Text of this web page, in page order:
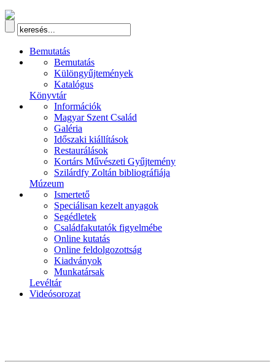
Bemutatás
Bemutatás
Különgyűjtemények
Katalógus
Könyvtár
Információk
Magyar Szent Család
Galéria
Időszaki kiállítások
Restaurálások
Kortárs Művészeti Gyűjtemény
Szilárdfy Zoltán bibliográfiája
Múzeum
Ismertető
Speciálisan kezelt anyagok
Segédletek
Családfakutatók figyelmébe
Online kutatás
Online feldolgozottság
Kiadványok
Munkatársak
Levéltár
Videósorozat